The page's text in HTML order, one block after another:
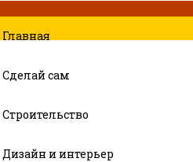
Главная
Сделай сам
Строительство
Дизайн и интерьер